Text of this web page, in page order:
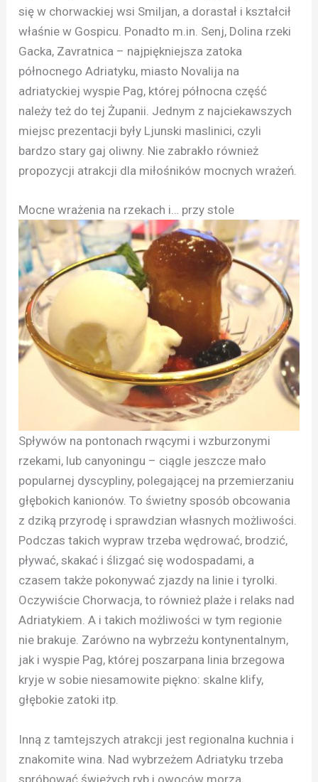
się w chorwackiej wsi Smiljan, a dorastał i kształcił
właśnie w Gospicu. Ponadto m.in. Senj, Dolina rzeki
Gacka, Zavratnica – najpiękniejsza zatoka
północnego Adriatyku, miasto Novalija na
adriatyckiej wyspie Pag, której północna część
należy też do tej Żupanii. Jednym z najciekawszych
miejsc prezentacji były Ljunski maslinici, czyli
bardzo stary gaj oliwny. Nie zabrakło również
propozycji atrakcji dla miłośników mocnych wrażeń.
Mocne wrażenia na rzekach i… przy stole
Spływów na pontonach rwącymi i wzburzonymi
rzekami, lub canyoningu – ciągle jeszcze mało
popularnej dyscypliny, polegającej na przemierzaniu
głębokich kanionów. To świetny sposób obcowania
z dziką przyrodę i sprawdzian własnych możliwości.
Podczas takich wypraw trzeba wędrować, brodzić,
pływać, skakać i ślizgać się wodospadami, a
czasem także pokonywać zjazdy na linie i tyrolki.
Oczywiście Chorwacja, to również plaże i relaks nad
Adriatykiem. A i takich możliwości w tym regionie
nie brakuje. Zarówno na wybrzeżu kontynentalnym,
jak i wyspie Pag, której poszarpana linia brzegowa
kryje w sobie niesamowite piękno: skalne klify,
głębokie zatoki itp.
Inną z tamtejszych atrakcji jest regionalna kuchnia i
znakomite wina. Nad wybrzeżem Adriatyku trzeba
spróbować świeżych ryb i owoców morza,